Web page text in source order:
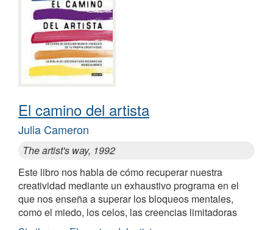
El camino del artista
Julia Cameron
The artist's way, 1992
Este libro nos habla de cómo recuperar nuestra
creatividad mediante un exhaustivo programa en el
que nos enseña a superar los bloqueos mentales,
como el miedo, los celos, las creencias limitadoras